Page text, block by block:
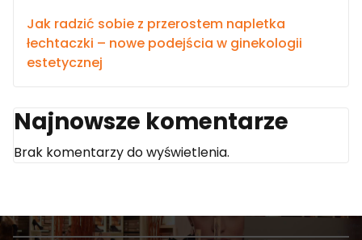
Jak radzić sobie z przerostem napletka
łechtaczki – nowe podejścia w ginekologii
estetycznej
Najnowsze komentarze
Brak komentarzy do wyświetlenia.